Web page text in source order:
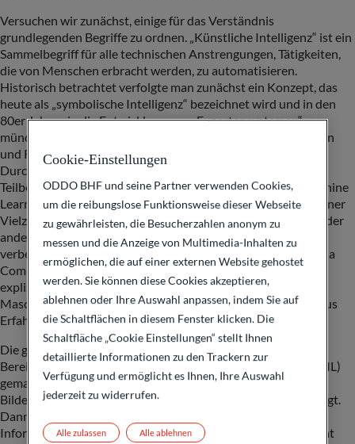
Versuchen wir zunächst, einige für das Verständnis
grundlegenden Begriffe zu ordnen. „Künstliche Intelligenz“ ist ein
Sammelbegriff für alle technischen Anstrengungen, Tätigkeiten,
die von Menschen erbracht werden, zu automatisieren.
Historisch betrachtet verfolgte man zunächst ein Konzept, das
heute als „symbolische Intelligenz“ bezeichnet wird und in den
80er Jahren in die Entwicklung von „Expertensystemen“
mündete. Der Grundgedanke war, dass ein Rechner aus Daten
und Regeln automatisiert Entscheidungen generiert. Einen
Durchbruch haben Forscher in den letzten Jahren in einem
Teilbereich der künstlichen Intelligenz gemacht, der als „Machine
Learning (ML)“ bezeichnet wird. Hier lernen Computer aus einer
Vielzahl von Daten Regeln anhand von neuronalen Netzen oder
anderen Verfahren des maschinellen Lernens, die ständig
verbessert werden. Dies ist ein fundamentaler Durchbruch, da
Computer heute aus Daten lernen können und nicht mehr
explizit programmiert werden müssen. Oder anders gesagt:
Maschinen können heute aus Daten lernen, wie Menschen aus
Erfahrungen lernen (können).
Die größten Fortschritte haben Forschern mit Verfahren im
Bereich des „Supervised Machine Learning“ („überwachtes ML)
gemacht. Hier werden dem Computer Daten wie Texte oder
Bilder und die zugehörigen, gewünschten Ergebnisse vorgelegt.
Dann überlässt man es dem Computer, anhand dieser
Informationen die „Regeln“ zu entwickeln. Der Rechner nimmt
Cookie-Einstellungen
ODDO BHF und seine Partner verwenden Cookies,
um die reibungslose Funktionsweise dieser Webseite
zu gewährleisten, die Besucherzahlen anonym zu
messen und die Anzeige von Multimedia-Inhalten zu
ermöglichen, die auf einer externen Website gehostet
werden. Sie können diese Cookies akzeptieren,
ablehnen oder Ihre Auswahl anpassen, indem Sie auf
die Schaltflächen in diesem Fenster klicken. Die
Schaltfläche „Cookie Einstellungen“ stellt Ihnen
detaillierte Informationen zu den Trackern zur
Verfügung und ermöglicht es Ihnen, Ihre Auswahl
jederzeit zu widerrufen.
Alle ablehnen
Alle zulassen